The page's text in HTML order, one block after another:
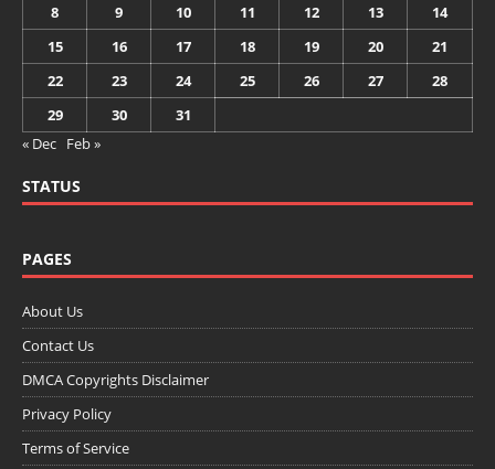
8
9 10 11 12 13
14
15
16 17 18 19 20
21
22
23 24 25 26 27
28
29
30
31
« Dec Feb »
STATUS
PAGES
About Us
Contact Us
DMCA Copyrights Disclaimer
Privacy Policy
Terms of Service